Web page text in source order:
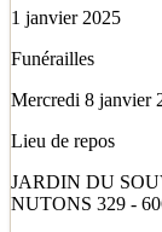
1 janvier 2025
Funérailles
Mercredi 8 janvier
Lieu de repos
JARDIN DU
NUTONS 329 -